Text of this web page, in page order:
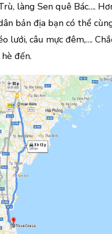
làng Sen quê Bác….
bản địa bạn có thể
lưới, câu mực đêm,….
đến.